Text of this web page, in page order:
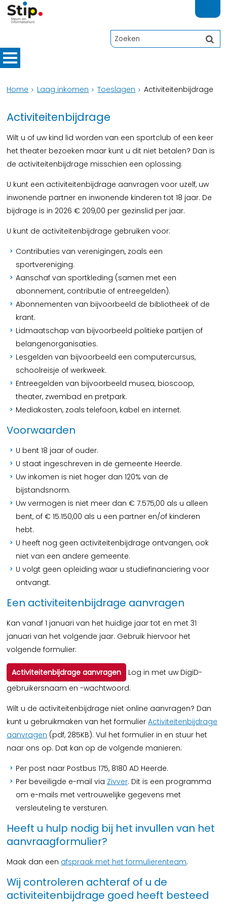
Home Laag inkomen Toeslagen Activiteitenbijdrage
Activiteitenbijdrage
Wilt u of uw kind lid worden van een sportclub of een keer
het theater bezoeken maar kunt u dit niet betalen? Dan is
de activiteitenbijdrage misschien een oplossing.
U kunt een activiteitenbijdrage aanvragen voor uzelf, uw
inwonende partner en inwonende kinderen tot 18 jaar. De
bijdrage is in 2026 € 209,00 per gezinslid per jaar.
U kunt de activiteitenbijdrage gebruiken voor:
Contributies van verenigingen, zoals een
sportvereniging.
Aanschaf van sportkleding (samen met een
abonnement, contributie of entreegelden).
Abonnementen van bijvoorbeeld de bibliotheek of de
krant.
Lidmaatschap van bijvoorbeeld politieke partijen of
belangenorganisaties.
Lesgelden van bijvoorbeeld een computercursus,
schoolreisje of werkweek.
Entreegelden van bijvoorbeeld musea, bioscoop,
theater, zwembad en pretpark.
Mediakosten, zoals telefoon, kabel en internet.
Voorwaarden
U bent 18 jaar of ouder.
U staat ingeschreven in de gemeente Heerde.
Uw inkomen is niet hoger dan 120% van de
bijstandsnorm.
Uw vermogen is niet meer dan € 7.575,00 als u alleen
bent, of € 15.150,00 als u een partner en/of kinderen
hebt.
U heeft nog geen activiteitenbijdrage ontvangen, ook
niet van een andere gemeente.
U volgt geen opleiding waar u studiefinanciering voor
ontvangt.
Een activiteitenbijdrage aanvragen
Kan vanaf 1 januari van het huidige jaar tot en met 31
januari van het volgende jaar. Gebruik hiervoor het
volgende formulier:
Activiteitenbijdrage aanvragen
Log in met uw DigiD-
gebruikersnaam en -wachtwoord.
Wilt u de activiteitenbijdrage niet online aanvragen? Dan
kunt u gebruikmaken van het formulierActiviteitenbijdrage
aanvragen (pdf, 285KB). Vul het formulier in en stuur het
naar ons op. Dat kan op de volgende manieren:
Per post naar Postbus 175, 8180 AD Heerde.
Per beveiligde e-mail via Zivver. Dit is een programma
om e-mails met vertrouwelijke gegevens met
versleuteling te versturen.
Heeft u hulp nodig bij het invullen van het
aanvraagformulier?
Maak dan een afspraak met het formulierenteam.
Wij controleren achteraf of u de
activiteitenbijdrage goed heeft besteed